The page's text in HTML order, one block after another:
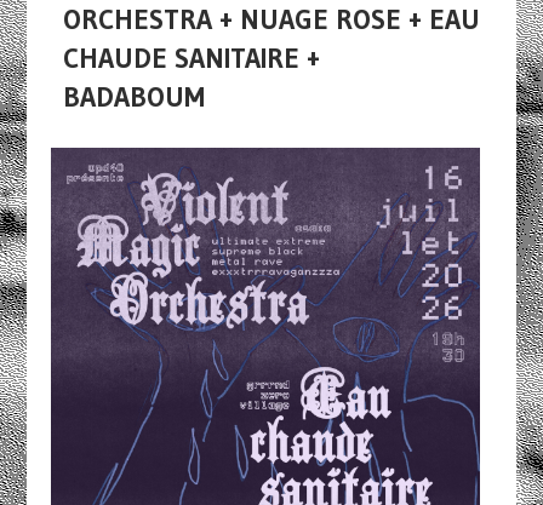
ORCHESTRA + NUAGE ROSE + EAU
CHAUDE SANITAIRE +
BADABOUM